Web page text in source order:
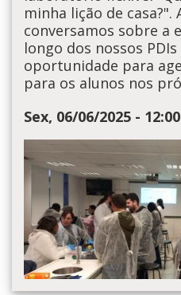
minha lição de casa?".
conversamos sobre a
longo dos nossos
oportunidade para
para os alunos nos
Sex, 06/06/2025 - 12:00